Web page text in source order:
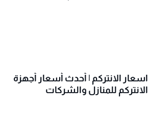
اسعار الانتركم | أحدث أسعار أجهزة
الانتركم للمنازل والشركات